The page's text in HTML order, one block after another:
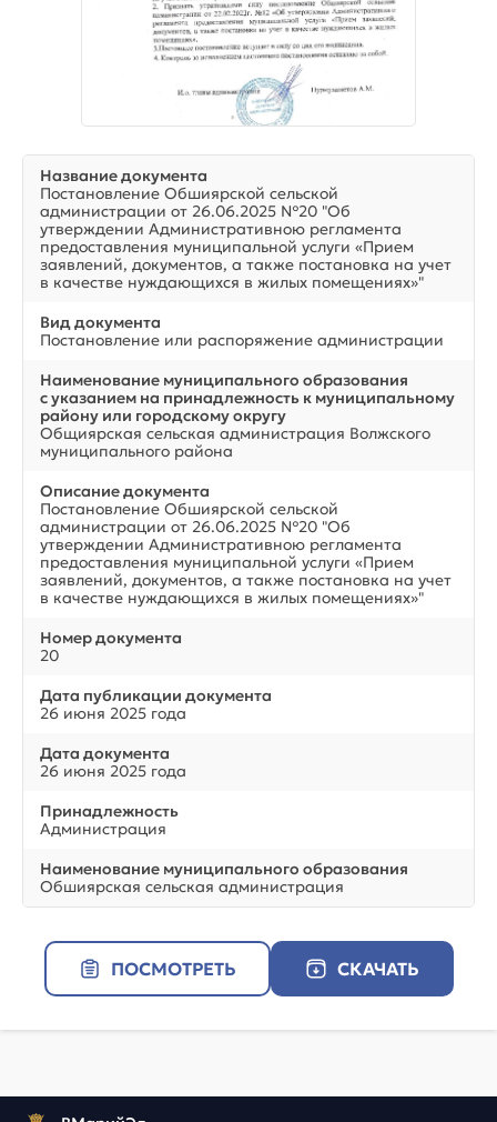
Название документа
Постановление Обшиярской сельской
администрации от 26.06.2025 №20 "Об
утверждении Административною регламента
предоставления муниципальной услуги «Прием
заявлений, документов, а также постановка на учет
в качестве нуждающихся в жилых помещениях»"
Вид документа
Постановление или распоряжение администрации
Наименование муниципального образования
с указанием на принадлежность к муниципальному
району или городскому округу
Общиярская сельская администрация Волжского
муниципального района
Описание документа
Постановление Обшиярской сельской
администрации от 26.06.2025 №20 "Об
утверждении Административною регламента
предоставления муниципальной услуги «Прием
заявлений, документов, а также постановка на учет
в качестве нуждающихся в жилых помещениях»"
Номер документа
20
Дата публикации документа
26 июня 2025 года
Дата документа
26 июня 2025 года
Принадлежность
Администрация
Наименование муниципального образования
Обшиярская сельская администрация
ПОСМОТРЕТЬ СКАЧАТЬ